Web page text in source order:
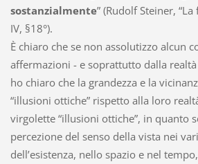
sostanzialmente” (Rudolf Steiner,
IV, §18°).
È chiaro che se non assolutizzo alcun
affermazioni - e soprattutto dalla realtà
ho chiaro che la grandezza e la
“illusioni ottiche” rispetto alla loro
virgolette “illusioni ottiche”, in quanto
percezione del senso della vista nei
dell’esistenza, nello spazio e nel